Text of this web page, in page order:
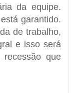
da equipe.
garantido.
de trabalho,
e isso será
que